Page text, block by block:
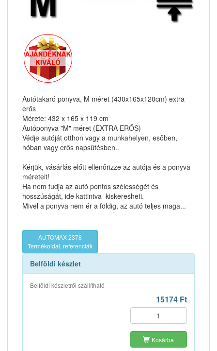
Autótakaró ponyva, M méret (430x165x120cm) extra
erős
Mérete: 432 x 165 x 119 cm
Autóponyva "M" méret (EXTRA ERŐS)
Védje autóját otthon vagy a munkahelyen, esőben,
hóban vagy erős napsütésben..
Kérjük, vásárlás előtt ellenőrizze az autója és a ponyva
méreteit!
Ha nem tudja az autó pontos szélességét és
hosszúságát, ide kattintva kiskeresheti.
Mivel a ponyva nem ér a földig, az autó teljes maga...
AUTOMAX 2378
Termékoldal, referenciák
Belföldi készlet
Belföldi készletről szállítható
15174 Ft
Kosárba